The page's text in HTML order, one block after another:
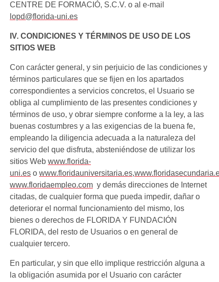
CENTRE DE FORMACIÓ, S.C.V. o al e-mail
lopd@florida-uni.es
IV. CONDICIONES Y TÉRMINOS DE USO DE LOS
SITIOS WEB
Con carácter general, y sin perjuicio de las condiciones y
términos particulares que se fijen en los apartados
correspondientes a servicios concretos, el Usuario se
obliga al cumplimiento de las presentes condiciones y
términos de uso, y obrar siempre conforme a la ley, a las
buenas costumbres y a las exigencias de la buena fe,
empleando la diligencia adecuada a la naturaleza del
servicio del que disfruta, absteniéndose de utilizar los
sitios Web www.florida-
uni.es o www.floridauniversitaria.es,
www.floridaempleo.com y demás direcciones de Internet
citadas, de cualquier forma que pueda impedir, dañar o
deteriorar el normal funcionamiento del mismo, los
bienes o derechos de FLORIDA Y FUNDACIÓN
FLORIDA, del resto de Usuarios o en general de
cualquier tercero.
En particular, y sin que ello implique restricción alguna a
la obligación asumida por el Usuario con carácter